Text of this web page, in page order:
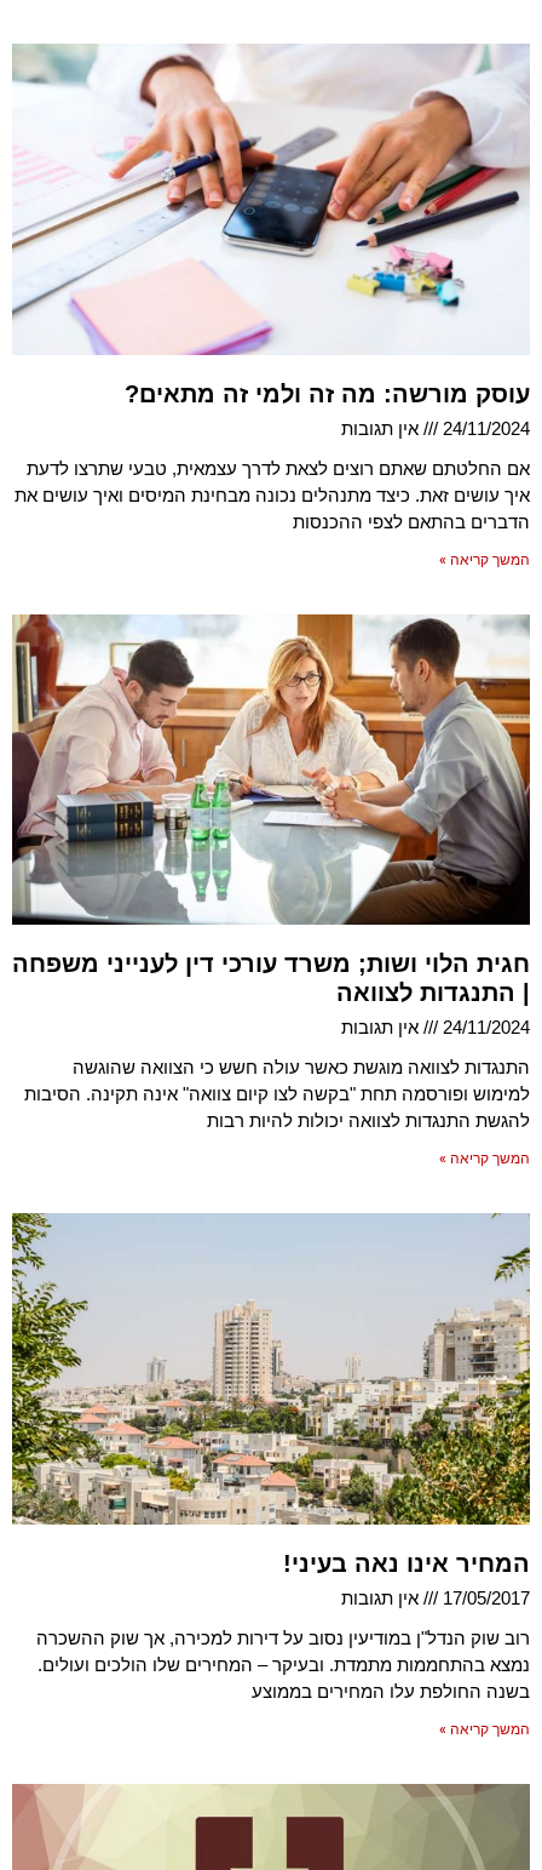
עוסק מורשה: מה זה ולמי זה מתאים?
24/11/2024
אין תגובות
אם החלטתם שאתם רוצים לצאת לדרך עצמאית, טבעי שתרצו לדעת
איך עושים זאת. כיצד מתנהלים נכונה מבחינת המיסים ואיך עושים את
הדברים בהתאם לצפי ההכנסות
המשך קריאה »
חגית הלוי ושות; משרד עורכי דין לענייני משפחה
| התנגדות לצוואה
24/11/2024
אין תגובות
התנגדות לצוואה מוגשת כאשר עולה חשש כי הצוואה שהוגשה
למימוש ופורסמה תחת "בקשה לצו קיום צוואה" אינה תקינה. הסיבות
להגשת התנגדות לצוואה יכולות להיות רבות
המשך קריאה »
המחיר אינו נאה בעיני!
17/05/2017
אין תגובות
רוב שוק הנדל"ן במודיעין נסוב על דירות למכירה, אך שוק ההשכרה
נמצא בהתחממות מתמדת. ובעיקר – המחירים שלו הולכים ועולים.
בשנה החולפת עלו המחירים בממוצע
המשך קריאה »